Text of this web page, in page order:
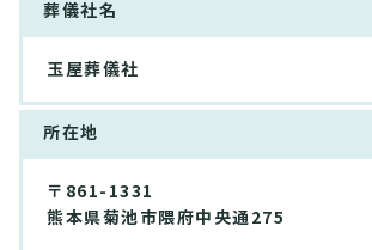
葬儀社名
玉屋葬儀社
所在地
〒861-1331
熊本県菊池市隈府中央通275